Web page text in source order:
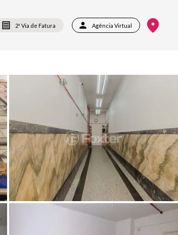
2ª Via de Fatura Agência Virtual